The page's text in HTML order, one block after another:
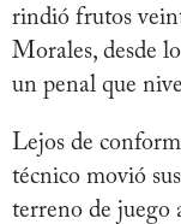
rindió frutos
Morales, desde
un penal que
Lejos de
técnico movió
terreno de juego